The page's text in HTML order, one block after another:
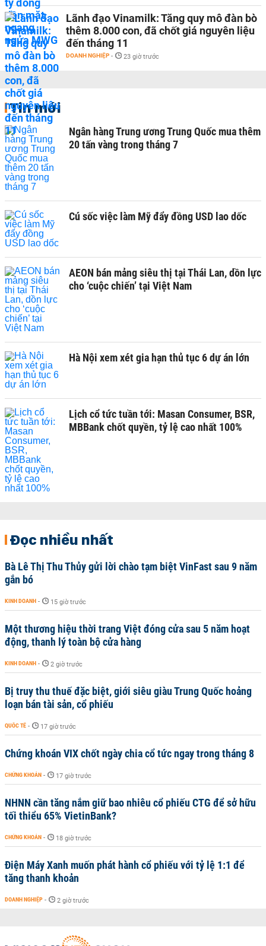
Lãnh đạo Vinamilk: Tăng quy mô đàn bò
thêm 8.000 con, đã chốt giá nguyên liệu
đến tháng 11
DOANH NGHIỆP - 23 giờ trước
Tin mới
Ngân hàng Trung ương Trung Quốc mua thêm
20 tấn vàng trong tháng 7
Cú sốc việc làm Mỹ đẩy đồng USD lao dốc
AEON bán mảng siêu thị tại Thái Lan, dồn lực
cho ‘cuộc chiến’ tại Việt Nam
Hà Nội xem xét gia hạn thủ tục 6 dự án lớn
Lịch cổ tức tuần tới: Masan Consumer, BSR,
MBBank chốt quyền, tỷ lệ cao nhất 100%
Đọc nhiều nhất
Bà Lê Thị Thu Thủy gửi lời chào tạm biệt VinFast sau 9 năm
gắn bó
KINH DOANH - 15 giờ trước
Một thương hiệu thời trang Việt đóng cửa sau 5 năm hoạt
động, thanh lý toàn bộ cửa hàng
KINH DOANH - 2 giờ trước
Bị truy thu thuế đặc biệt, giới siêu giàu Trung Quốc hoảng
loạn bán tài sản, cổ phiếu
QUỐC TẾ - 17 giờ trước
Chứng khoán VIX chốt ngày chia cổ tức ngay trong tháng 8
CHỨNG KHOÁN - 17 giờ trước
NHNN cần tăng nắm giữ bao nhiêu cổ phiếu CTG để sở hữu
tối thiểu 65% VietinBank?
CHỨNG KHOÁN - 18 giờ trước
Điện Máy Xanh muốn phát hành cổ phiếu với tỷ lệ 1:1 để
tăng thanh khoản
DOANH NGHIỆP - 2 giờ trước